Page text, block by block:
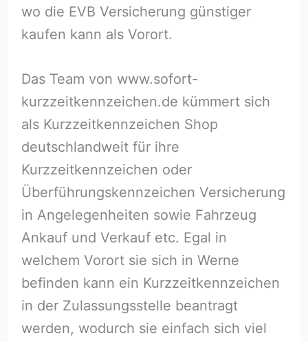
wo die EVB Versicherung günstiger
kaufen kann als Vorort.
Das Team von www.sofort-
kurzzeitkennzeichen.de kümmert sich
als Kurzzeitkennzeichen Shop
deutschlandweit für ihre
Kurzzeitkennzeichen oder
Überführungskennzeichen Versicherung
in Angelegenheiten sowie Fahrzeug
Ankauf und Verkauf etc. Egal in
welchem Vorort sie sich in Werne
befinden kann ein Kurzzeitkennzeichen
in der Zulassungsstelle beantragt
werden, wodurch sie einfach sich viel